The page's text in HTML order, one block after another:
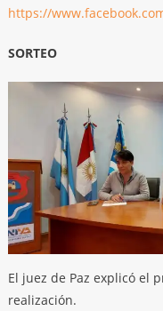
https://
SORTEO
El juez de Paz explicó el
realización.